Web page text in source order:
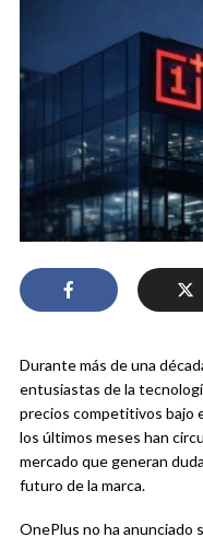
Durante más de una
entusiastas de la
precios competitivos bajo
los últimos meses han
mercado que generan
futuro de la marca.
OnePlus no ha anunciado